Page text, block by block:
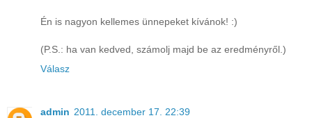
Én is nagyon kellemes ünnepeket kívánok! :)
(P.S.: ha van kedved, számolj majd be az eredményről.)
Válasz
admin 2011. december 17. 22:39